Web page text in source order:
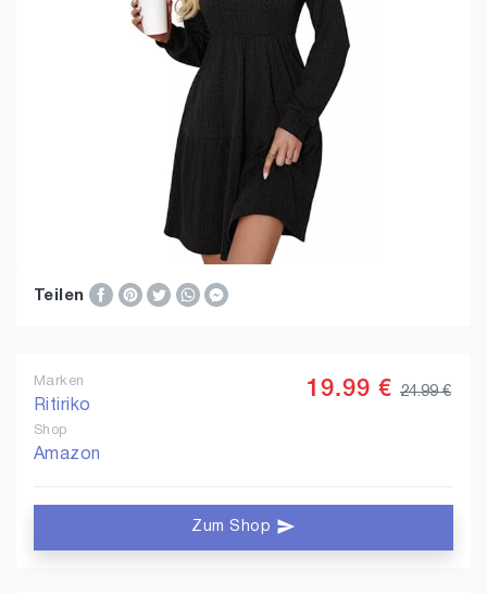
Teilen
Marken
Ritiriko
Shop
Amazon
19.99 € 24.99 €
Zum Shop